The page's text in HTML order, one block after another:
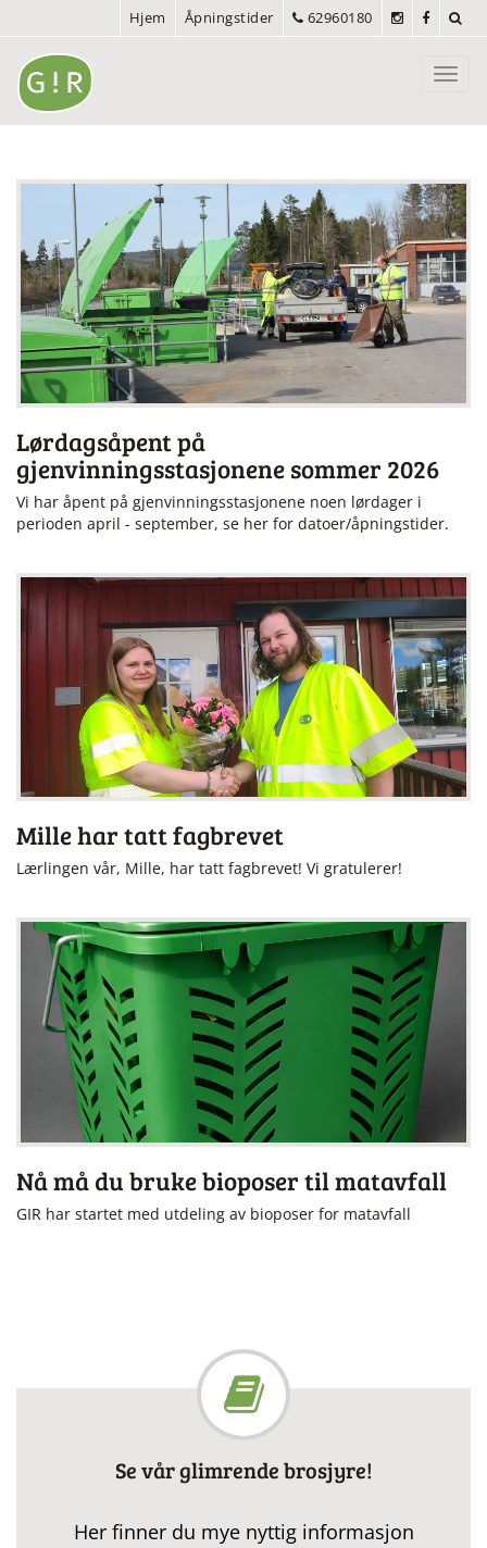
Hjem Åpningstider 62960180
Lørdagsåpent på
gjenvinningsstasjonene sommer 2026
Vi har åpent på gjenvinningsstasjonene noen lørdager i
perioden april - september, se her for datoer/åpningstider.
Mille har tatt fagbrevet
Lærlingen vår, Mille, har tatt fagbrevet! Vi gratulerer!
Nå må du bruke bioposer til matavfall
GIR har startet med utdeling av bioposer for matavfall
Se vår glimrende brosjyre!
Her finner du mye nyttig informasjon